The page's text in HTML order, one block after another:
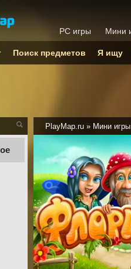
PlayMap.ru » Мини игры
PC игры Мини
Поиск предметов Я ищу